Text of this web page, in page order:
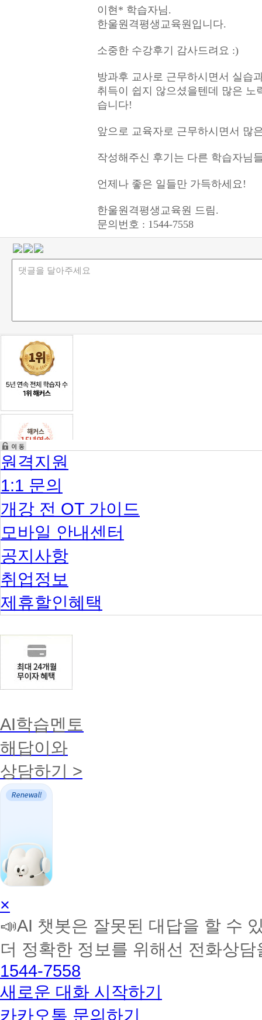
이현* 학습자님.
한울원격평생교육원입니다.
소중한 수강후기 감사드려요 :)
방과후 교사로 근무하시면서 실습
취득이 쉽지 않으셨을텐데 많은
습니다!
앞으로 교육자로 근무하시면서 많
작성해주신 후기는 다른 학습자님
언제나 좋은 일들만 가득하세요!
한울원격평생교육원 드림.
문의번호 : 1544-7558
원격지원
1:1 문의
개강 전 OT 가이드
모바일 안내센터
공지사항
취업정보
제휴할인혜택
AI학습멘토
해답이와
상담하기 >
AI
학
습
토
커
BETA
×
📣AI 챗봇은 잘못된 대답을 할 수
더 정확한 정보를 위해선 전화상
1544-7558
새로운 대화 시작하기
카카오톡 문의하기